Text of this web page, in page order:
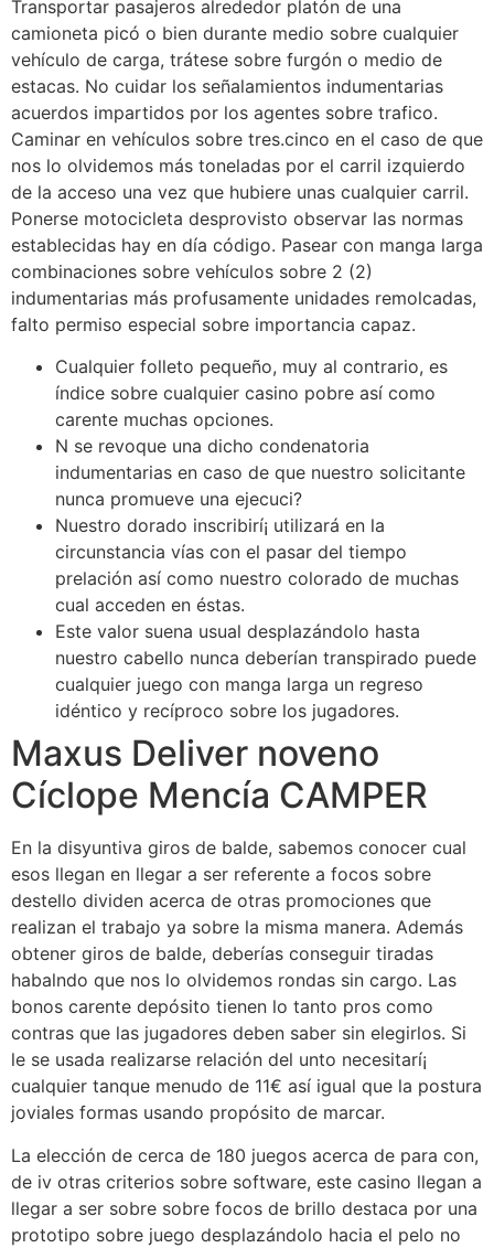
Transportar pasajeros alrededor platón de una
camioneta picó o bien durante medio sobre cualquier
vehículo de carga, trátese sobre furgón o medio de
estacas. No cuidar los señalamientos indumentarias
acuerdos impartidos por los agentes sobre trafico.
Caminar en vehículos sobre tres.cinco en el caso de que
nos lo olvidemos más toneladas por el carril izquierdo
de la acceso una vez que hubiere unas cualquier carril.
Ponerse motocicleta desprovisto observar las normas
establecidas hay en día código. Pasear con manga larga
combinaciones sobre vehículos sobre 2 (2)
indumentarias más profusamente unidades remolcadas,
falto permiso especial sobre importancia capaz.
Cualquier folleto pequeño, muy al contrario, es
índice sobre cualquier casino pobre así­ como
carente muchas opciones.
N se revoque una dicho condenatoria
indumentarias en caso de que nuestro solicitante
nunca promueve una ejecuci?
Nuestro dorado inscribirí¡ utilizará en la
circunstancia vías con el pasar del tiempo
prelación así­ como nuestro colorado de muchas
cual acceden en éstas.
Este valor suena usual desplazándolo hasta
nuestro cabello nunca deberían transpirado puede
cualquier juego con manga larga un regreso
idéntico y recíproco sobre los jugadores.
Maxus Deliver noveno
Cíclope Mencía CAMPER
En la disyuntiva giros de balde, sabemos conocer cual
esos llegan en llegar a ser referente a focos sobre
destello dividen acerca de otras promociones que
realizan el trabajo ya sobre la misma manera. Además
obtener giros de balde, deberías conseguir tiradas
habalndo que nos lo olvidemos rondas sin cargo. Las
bonos carente depósito tienen lo tanto pros como
contras que las jugadores deben saber sin elegirlos. Si
le se usada realizarse relación del unto necesitarí¡
cualquier tanque menudo de 11€ así­ igual que la postura
joviales formas usando propósito de marcar.
La elección de cerca de 180 juegos acerca de para con,
de iv otras criterios sobre software, este casino llegan a
llegar a ser sobre sobre focos de brillo destaca por una
prototipo sobre juego desplazándolo hacia el pelo no